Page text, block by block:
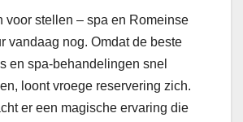
voor stellen – spa en Romeinse
vandaag nog. Omdat de beste
en spa-behandelingen snel
loont vroege reservering zich.
er een magische ervaring die